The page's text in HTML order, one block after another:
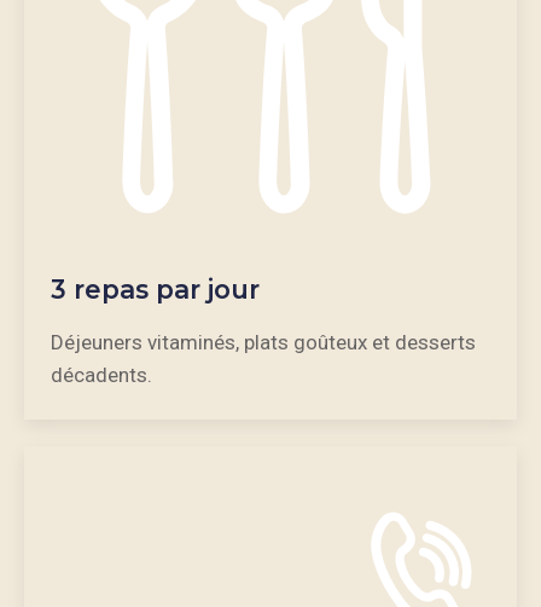
3 repas par jour
Déjeuners vitaminés, plats goûteux et desserts
décadents.